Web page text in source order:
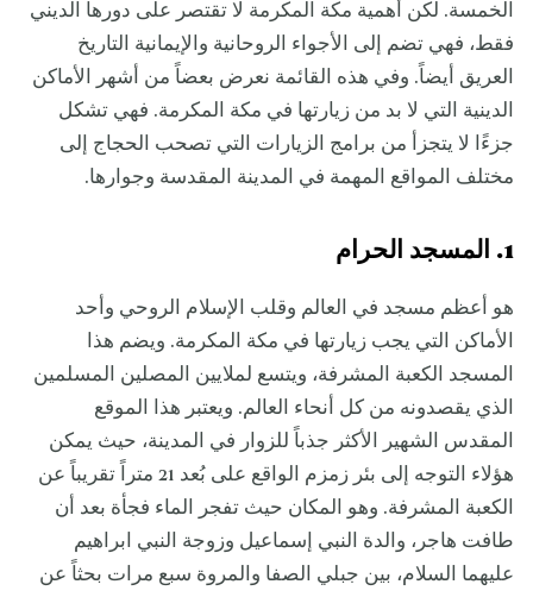
الخمسة. لكن أهمية مكة المكرمة لا تقتصر على دورها الديني
فقط، فهي تضم إلى الأجواء الروحانية والإيمانية التاريخ
العريق أيضاً. وفي هذه القائمة نعرض بعضاً من أشهر الأماكن
الدينية التي لا بد من زيارتها في مكة المكرمة. فهي تشكل
جزءًا لا يتجزأ من برامج الزيارات التي تصحب الحجاج إلى
مختلف المواقع المهمة في المدينة المقدسة وجوارها.
1. المسجد الحرام
هو أعظم مسجد في العالم وقلب الإسلام الروحي وأحد
الأماكن التي يجب زيارتها في مكة المكرمة. ويضم هذا
المسجد الكعبة المشرفة، ويتسع لملايين المصلين المسلمين
الذي يقصدونه من كل أنحاء العالم. ويعتبر هذا الموقع
المقدس الشهير الأكثر جذباً للزوار في المدينة، حيث يمكن
هؤلاء التوجه إلى بئر زمزم الواقع على بُعد 21 متراً تقريباً عن
الكعبة المشرفة. وهو المكان حيث تفجر الماء فجأة بعد أن
طافت هاجر، والدة النبي إسماعيل وزوجة النبي ابراهيم
عليهما السلام، بين جبلي الصفا والمروة سبع مرات بحثاً عن